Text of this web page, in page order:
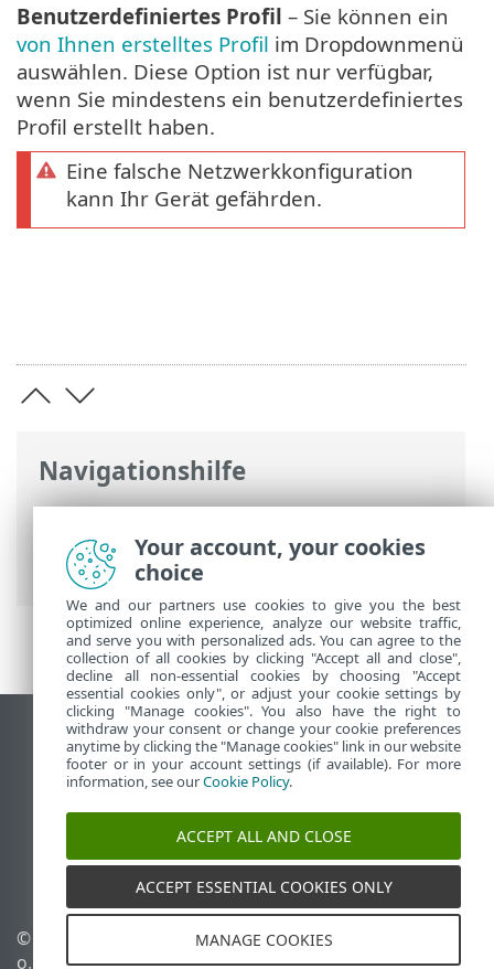
Navigationshilfe
ESET Online-Hilfe>ESET Smart Security
Premium
>Erste Schritte >
Netzwerkschutz konfigurieren
Benutzerdefiniertes Profil – Sie können ein
von Ihnen erstelltes Profil im Dropdownmenü
auswählen. Diese Option ist nur verfügbar,
wenn Sie mindestens ein benutzerdefiniertes
Profil erstellt haben.
Eine falsche Netzwerkkonfiguration
kann Ihr Gerät gefährden.
Desktop-Site anzeigen
End of Life
ESET Knowledgebase
ESET-Forum
ESET Status Portal
Regionaler Support
© 1992 - 2026 ESET, spol. s r.
o. - Alle Rechte
Cookies verwalten
Cookie-Richtlinie
Your account, your cookies
choice
We and our partners use cookies to give you the best
optimized online experience, analyze our website traffic,
and serve you with personalized ads. You can agree to the
collection of all cookies by clicking "Accept all and close",
decline all non-essential cookies by choosing "Accept
essential cookies only", or adjust your cookie settings by
clicking "Manage cookies". You also have the right to
withdraw your consent or change your cookie preferences
anytime by clicking the "Manage cookies" link in our website
footer or in your account settings (if available). For more
information, see ourCookie Policy.
ACCEPT ALL AND CLOSE
ACCEPT ESSENTIAL COOKIES ONLY
MANAGE COOKIES